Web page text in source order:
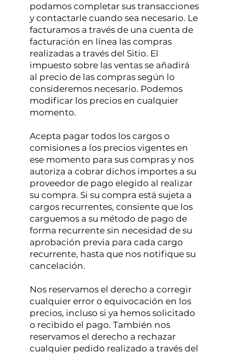
podamos completar sus transacciones
y contactarle cuando sea necesario. Le
facturamos a través de una cuenta de
facturación en línea las compras
realizadas a través del Sitio. El
impuesto sobre las ventas se añadirá
al precio de las compras según lo
consideremos necesario. Podemos
modificar los precios en cualquier
momento.
Acepta pagar todos los cargos o
comisiones a los precios vigentes en
ese momento para sus compras y nos
autoriza a cobrar dichos importes a su
proveedor de pago elegido al realizar
su compra. Si su compra está sujeta a
cargos recurrentes, consiente que los
carguemos a su método de pago de
forma recurrente sin necesidad de su
aprobación previa para cada cargo
recurrente, hasta que nos notifique su
cancelación.
Nos reservamos el derecho a corregir
cualquier error o equivocación en los
precios, incluso si ya hemos solicitado
o recibido el pago. También nos
reservamos el derecho a rechazar
cualquier pedido realizado a través del